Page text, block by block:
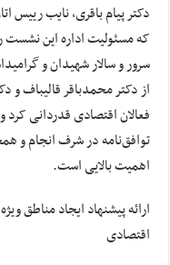
دکتر پیام باقری، نایب رییس
که مسئولیت اداره این نشست
سرور و سالار شهیدان و
از دکتر محمدباقر قالیباف و
فعالان اقتصادی قدردانی
توافق‌نامه در شرف انجام و
اهمیت بالایی است.
ارائه پیشنهاد ایجاد مناطق
اقتصادی